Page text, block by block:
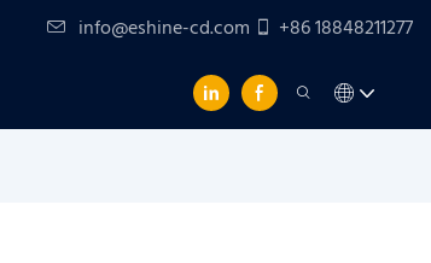
info@eshine-cd.com +86 18848211277